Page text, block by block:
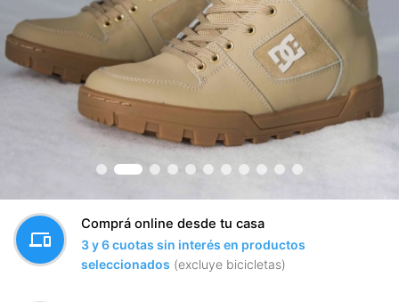
VER PRODUCTOS
devices
Comprá online desde tu casa
3 y 6 cuotas sin interés en productos
seleccionados (excluye bicicletas)